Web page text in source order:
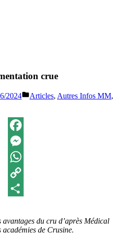
crue
2024
Publié
Articles, Autres Infos MM,
Facebook
Messenger
WhatsApp
Copy
du cru d’après Médical
académies de Crusine.